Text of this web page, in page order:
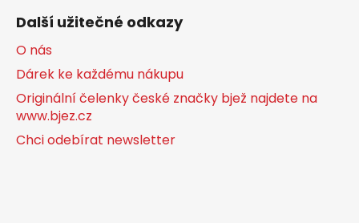
Další užitečné odkazy
O nás
Dárek ke každému nákupu
Originální čelenky české značky bjež najdete na
www.bjez.cz
Chci odebírat newsletter